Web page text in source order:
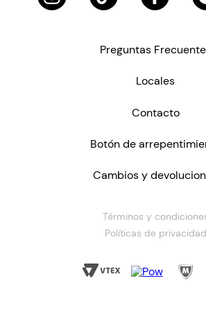
Preguntas
Locales
Contacto
Botón de
Cambios y
Términos y
Políticas de privacidad